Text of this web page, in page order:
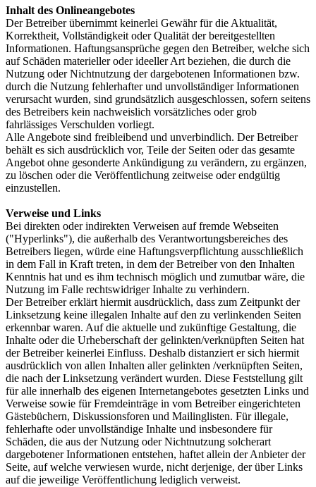
Inhalt des Onlineangebotes
Der Betreiber übernimmt keinerlei Gewähr für die Aktualität,
Korrektheit, Vollständigkeit oder Qualität der bereitgestellten
Informationen. Haftungsansprüche gegen den Betreiber, welche sich
auf Schäden materieller oder ideeller Art beziehen, die durch die
Nutzung oder Nichtnutzung der dargebotenen Informationen bzw.
durch die Nutzung fehlerhafter und unvollständiger Informationen
verursacht wurden, sind grundsätzlich ausgeschlossen, sofern seitens
des Betreibers kein nachweislich vorsätzliches oder grob
fahrlässiges Verschulden vorliegt.
Alle Angebote sind freibleibend und unverbindlich. Der Betreiber
behält es sich ausdrücklich vor, Teile der Seiten oder das gesamte
Angebot ohne gesonderte Ankündigung zu verändern, zu ergänzen,
zu löschen oder die Veröffentlichung zeitweise oder endgültig
einzustellen.
Verweise und Links
Bei direkten oder indirekten Verweisen auf fremde Webseiten
("Hyperlinks"), die außerhalb des Verantwortungsbereiches des
Betreibers liegen, würde eine Haftungsverpflichtung ausschließlich
in dem Fall in Kraft treten, in dem der Betreiber von den Inhalten
Kenntnis hat und es ihm technisch möglich und zumutbar wäre, die
Nutzung im Falle rechtswidriger Inhalte zu verhindern.
Der Betreiber erklärt hiermit ausdrücklich, dass zum Zeitpunkt der
Linksetzung keine illegalen Inhalte auf den zu verlinkenden Seiten
erkennbar waren. Auf die aktuelle und zukünftige Gestaltung, die
Inhalte oder die Urheberschaft der gelinkten/verknüpften Seiten hat
der Betreiber keinerlei Einfluss. Deshalb distanziert er sich hiermit
ausdrücklich von allen Inhalten aller gelinkten /verknüpften Seiten,
die nach der Linksetzung verändert wurden. Diese Feststellung gilt
für alle innerhalb des eigenen Internetangebotes gesetzten Links und
Verweise sowie für Fremdeinträge in vom Betreiber eingerichteten
Gästebüchern, Diskussionsforen und Mailinglisten. Für illegale,
fehlerhafte oder unvollständige Inhalte und insbesondere für
Schäden, die aus der Nutzung oder Nichtnutzung solcherart
dargebotener Informationen entstehen, haftet allein der Anbieter der
Seite, auf welche verwiesen wurde, nicht derjenige, der über Links
auf die jeweilige Veröffentlichung lediglich verweist.